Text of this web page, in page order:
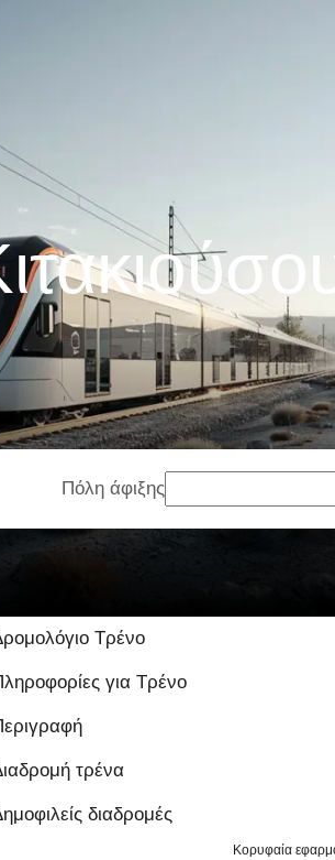
Πόλη άφιξης
Τρένο
για Τρένο
τρένα
διαδρομές
Κορυφαία